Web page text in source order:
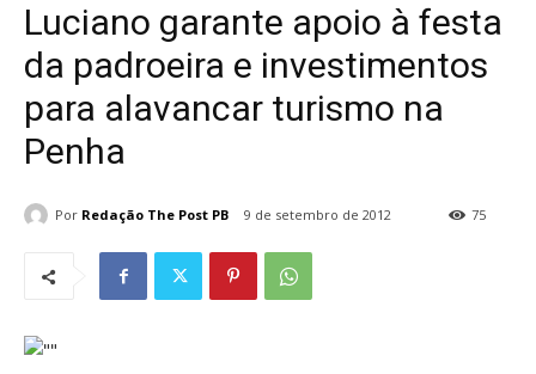
Luciano garante apoio à festa
da padroeira e investimentos
para alavancar turismo na
Penha
Por Redação The Post PB 9 de setembro de 2012 75